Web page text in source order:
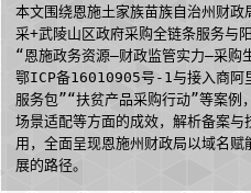
本文围绕恩施土家族苗族自治州财
采+武陵山区政府采购全链条服务与
“恩施政务资源—财政监管实力—采购
鄂ICP备16010905号-1与接入商阿
服务包”“扶贫产品采购行动”等案例
场景适配等方面的成效，解析备案
用，全面呈现恩施州财政局以域名
展的路径。